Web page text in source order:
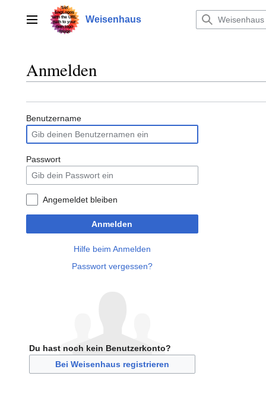
springenHauptmenü Weisenhaus
Anmelden
Benutzername
Passwort
Angemeldet bleiben
Anmelden
Hilfe beim Anmelden
Passwort vergessen?
Du hast noch kein Benutzerkonto?
Bei Weisenhaus registrieren